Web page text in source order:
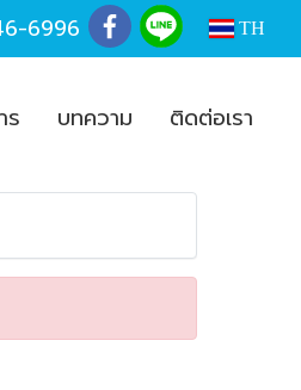
6996 TH
ร บทความ ติดต่อเรา